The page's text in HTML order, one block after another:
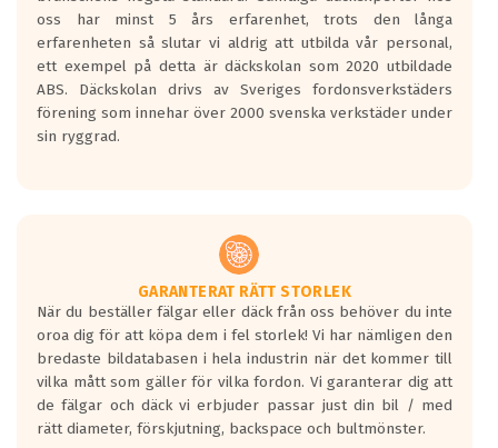
Inga D eller G betyg delas ut för
personbilar och lätta lastbilar.
Betyget sätts efter ett test där däcken
skall bromsa in på en väg där det ligger
0.5-1.5 mm vatten.
I 80km/h kommer skillnaden på
Vid körning i över 50km/h brukar
rullmotståndets ljud överträffa
motorljudet.
På däckmärkningen kommer det finnas
en symbol av ett däck med vågar. Hög
bullernivå markeras med svarta vågor
medans de vita vågorna påvisar om det är
ett tyst däck.
oss har minst 5 års erfarenhet, trots den långa
erfarenheten så slutar vi aldrig att utbilda vår personal,
ett exempel på detta är däckskolan som 2020 utbildade
ABS. Däckskolan drivs av Sveriges fordonsverkstäders
förening som innehar över 2000 svenska verkstäder under
sin ryggrad.
GARANTERAT RÄTT STORLEK
När du beställer fälgar eller däck från oss behöver du inte
oroa dig för att köpa dem i fel storlek! Vi har nämligen den
bredaste bildatabasen i hela industrin när det kommer till
vilka mått som gäller för vilka fordon. Vi garanterar dig att
de fälgar och däck vi erbjuder passar just din bil / med
rätt diameter, förskjutning, backspace och bultmönster.